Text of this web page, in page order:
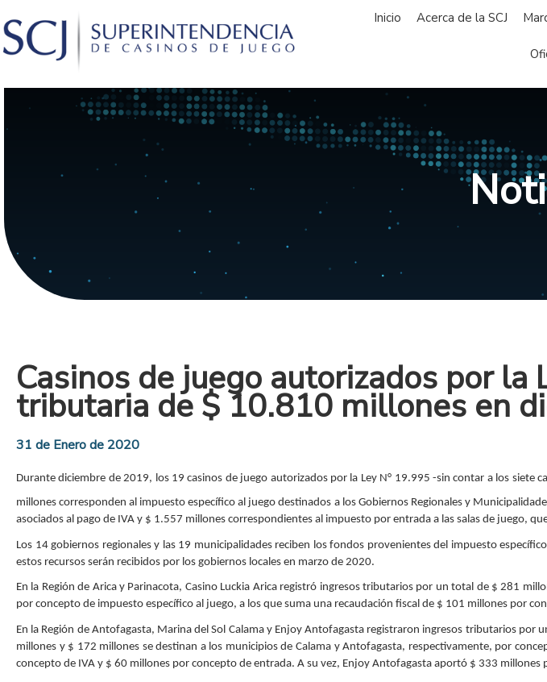
Inicio Acerca de la SCJ
Casinos de juego autorizados por
tributaria de $ 10.810 millones en
31 de Enero de 2020
Durante diciembre de 2019, los 19 casinos de juego autorizados por la Ley N° 19.995 -sin contar a los
millones corresponden al impuesto específico al juego destinados a los Gobiernos Regionales y
asociados al pago de IVA y $ 1.557 millones correspondientes al impuesto por entrada a las salas de juego,
Los 14 gobiernos regionales y las 19 municipalidades reciben los fondos provenientes del impuesto
estos recursos serán recibidos por los gobiernos locales en marzo de 2020.
En la Región de Arica y Parinacota, Casino Luckia Arica registró ingresos tributarios por un total de $ 281
por concepto de impuesto específico al juego, a los que suma una recaudación fiscal de $ 101 millones por
En la Región de Antofagasta, Marina del Sol Calama y Enjoy Antofagasta registraron ingresos tributarios
millones y $ 172 millones se destinan a los municipios de Calama y Antofagasta, respectivamente, por
concepto de IVA y $ 60 millones por concepto de entrada. A su vez, Enjoy Antofagasta aportó $ 333